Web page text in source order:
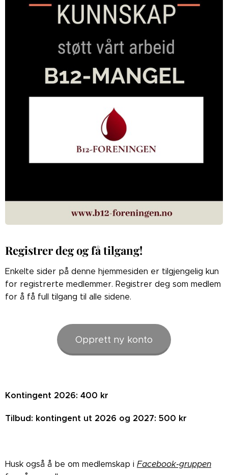
Registrer deg og få tilgang!
Enkelte sider på denne hjemmesiden er tilgjengelig kun
for registrerte medlemmer. Registrer deg som medlem
for å få full tilgang til alle sidene.
Opprett ny konto
Kontingent 2026: 400 kr
Tilbud: kontingent ut 2026 og 2027: 500 kr
Husk også å be om medlemskap i Facebook-gruppen